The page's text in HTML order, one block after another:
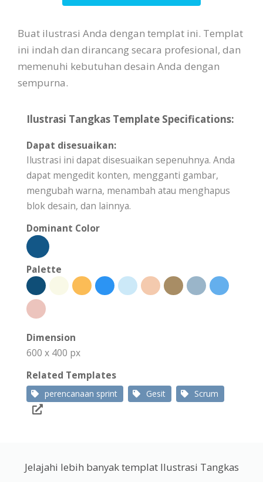
Buat ilustrasi Anda dengan templat ini. Templat
ini indah dan dirancang secara profesional, dan
memenuhi kebutuhan desain Anda dengan
sempurna.
Ilustrasi Tangkas Template Specifications:
Dapat disesuaikan:
Ilustrasi ini dapat disesuaikan sepenuhnya. Anda
dapat mengedit konten, mengganti gambar,
mengubah warna, menambah atau menghapus
blok desain, dan lainnya.
Dominant Color
Palette
Dimension
600 x 400 px
Related Templates
perencanaan sprint Gesit Scrum
Jelajahi lebih banyak templat Ilustrasi Tangkas